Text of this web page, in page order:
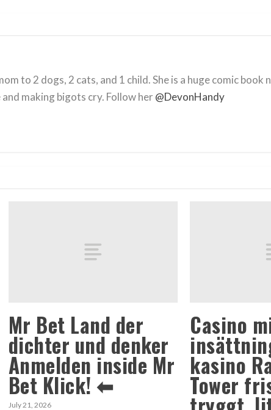
to 2 dogs, 2 cats, and 1 child. She is a huge comic book
and making bigots cry. Follow her @DevonHandy
Mr Bet Land der
dichter und denker
Anmelden inside Mr
Bet Klick! ⬅
July 21, 2026
Casino
kasino
Tower